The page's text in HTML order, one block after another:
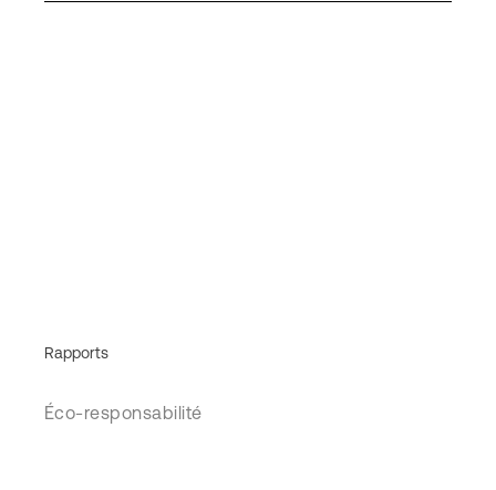
Rapports
Éco-responsabilité